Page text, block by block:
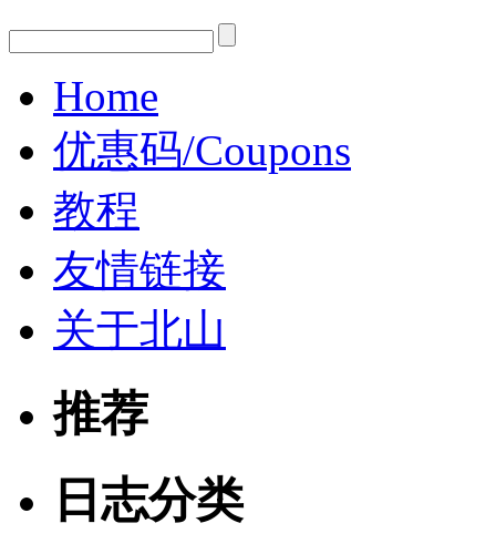
Home
优惠码/Coupons
教程
友情链接
关于北山
推荐
日志分类